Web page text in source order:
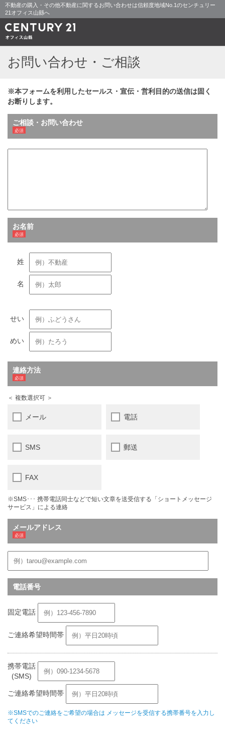
不動産の購入・その他不動産に関するお問い合わせは信頼度地域No.1のセンチュリー
21オフィス山縣へ
お問い合わせ・ご相談
※本フォームを利用したセールス・宣伝・営利目的の送信は固く
お断りします。
ご相談・お問い合わせ
お名前
連絡方法
＜ 複数選択可 ＞
メール 電話
SMS 郵送
FAX
※SMS･･･ 携帯電話同士などで短い文章を送受信する「ショートメッセージ
サービス」による連絡
メールアドレス
電話番号
固定電話
ご連絡希望時間帯
携帯電話
(SMS)
ご連絡希望時間帯
※SMSでのご連絡をご希望の場合は メッセージを受信する携帯番号を入力し
てください